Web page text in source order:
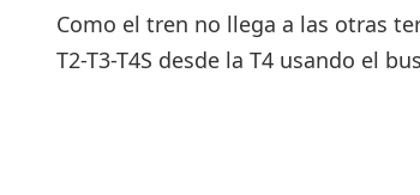
Como el tren no llega a las otras
T2-T3-T4S desde la T4 usando el